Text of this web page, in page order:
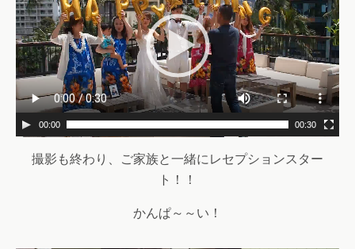
プ
レ
ー
ヤ
ー
00:00 00:30
撮影も終わり、ご家族と一緒にレセプションスター
ト！！
かんぱ～～い！